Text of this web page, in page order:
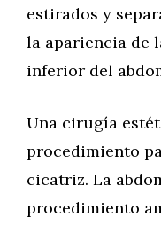
estirados y
la apariencia de
inferior del
Una cirugía
procedimiento
cicatriz. La
procedimiento